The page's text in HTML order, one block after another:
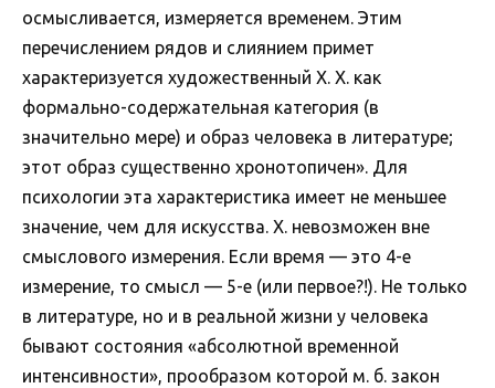
осмысливается, измеряется временем. Этим
перечислением рядов и слиянием примет
характеризуется художественный Х. Х. как
формально-содержательная категория (в
значительно мере) и образ человека в литературе;
этот образ существенно хронотопичен». Для
психологии эта характеристика имеет не меньшее
значение, чем для искусства. Х. невозможен вне
смыслового измерения. Если время — это 4-е
измерение, то смысл — 5-е (или первое?!). Не только
в литературе, но и в реальной жизни у человека
бывают состояния «абсолютной временной
интенсивности», прообразом которой м. б. закон